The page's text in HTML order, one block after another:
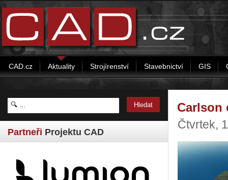
CAD.cz Aktuality Strojírenství Stavebnictví GIS
Partneři Projektu CAD
Carlson
Čtvrtek,